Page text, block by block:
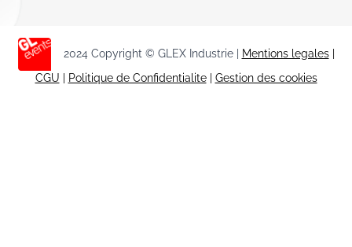
2024 Copyright © GLEX Industrie | Mentions legales|
CGU | Politique de Confidentialite| Gestion des cookies